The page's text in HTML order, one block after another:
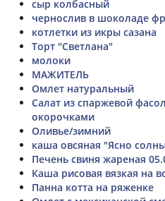
сыр колбасный
чернослив в шоколаде
котлетки из икры сазана
Торт "Светлана"
молоки
МАЖИТЕЛЬ
Омлет натуральный
Салат из спаржевой
окорочками
Оливье/зимний
каша овсяная "Ясно
Печень свиня жареная
Каша рисовая вязкая на
Панна котта на ряженке